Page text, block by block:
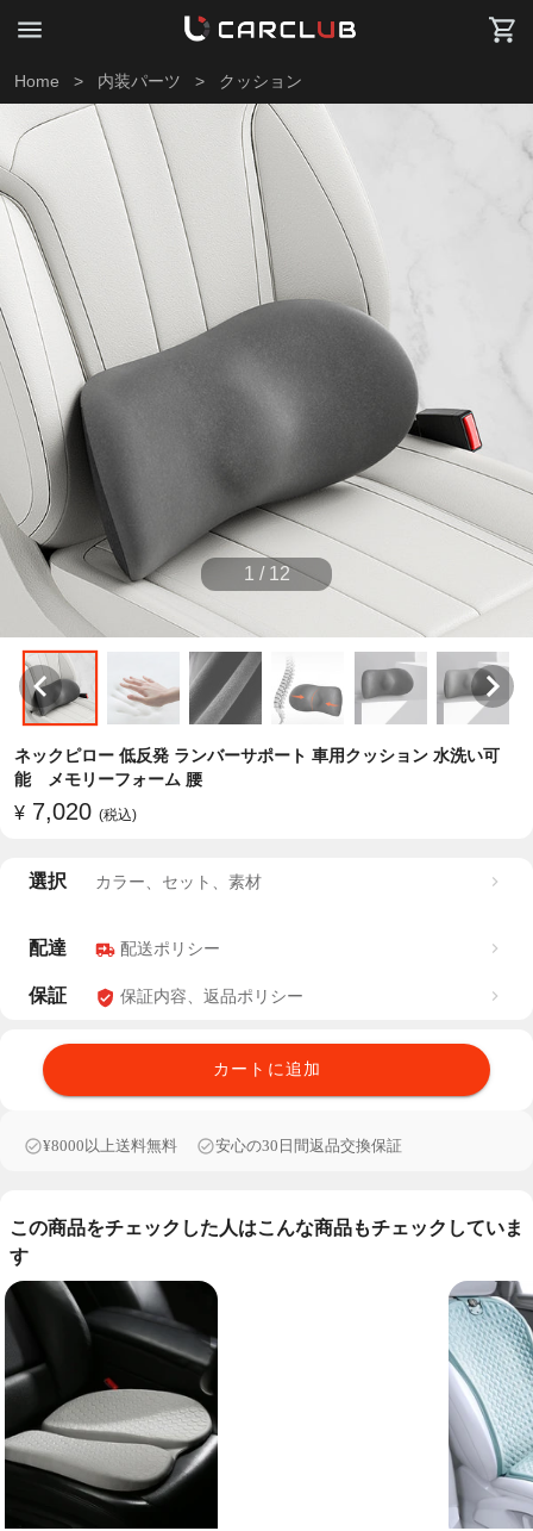
Home > 内装パーツ > クッション
1 / 12
ネックピロー 低反発 ランバーサポート 車用クッション 水洗い可
能 メモリーフォーム 腰
¥ 7,020 (税込)
選択 カラー、セット、素材
配達 配送ポリシー
保証 保証内容、返品ポリシー
カートに追加
¥8000以上送料無料 安心の30日間返品交換保証
この商品をチェックした人はこんな商品もチェックしていま
す